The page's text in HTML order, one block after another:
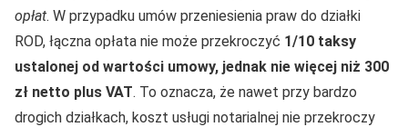
opłat. W przypadku umów przeniesienia praw do działki
ROD, łączna opłata nie może przekroczyć 1/10 taksy
ustalonej od wartości umowy, jednak nie więcej niż 300
zł netto plus VAT. To oznacza, że nawet przy bardzo
drogich działkach, koszt usługi notarialnej nie przekroczy